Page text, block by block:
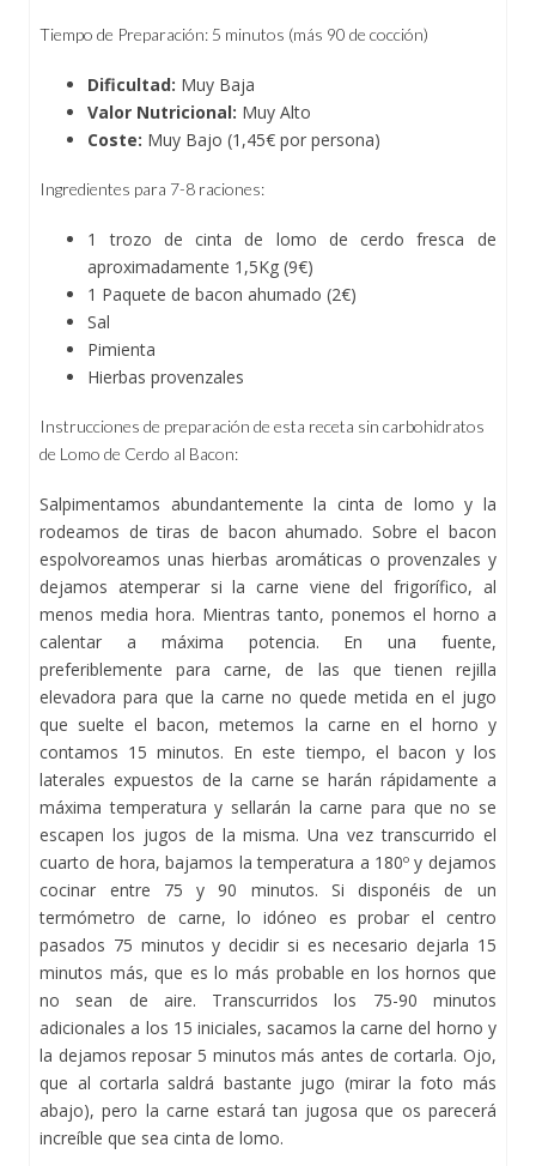
Tiempo de Preparación: 5 minutos (más 90 de cocción)
Dificultad: Muy Baja
Valor Nutricional: MuyAlto
Coste: Muy Bajo (1,45€ por persona)
Ingredientes para 7-8 raciones:
1 trozo de cinta de lomo de cerdo fresca de
aproximadamente 1,5Kg (9€)
1 Paquete de bacon ahumado (2€)
Sal
Pimienta
Hierbas provenzales
Instrucciones de preparación de esta receta sin carbohidratos
de Lomo de Cerdo al Bacon:
Salpimentamos abundantemente la cinta de lomo y la
rodeamos de tiras de bacon ahumado. Sobre el bacon
espolvoreamos unas hierbas aromáticas o provenzales y
dejamos atemperar si la carne viene del frigorífico, al
menos media hora. Mientras tanto, ponemos el horno a
calentar a máxima potencia. En una fuente,
preferiblemente para carne, de las que tienen rejilla
elevadora para que la carne no quede metida en el jugo
que suelte el bacon, metemos la carne en el horno y
contamos 15 minutos. En este tiempo, el bacon y los
laterales expuestos de la carne se harán rápidamente a
máxima temperatura y sellarán la carne para que no se
escapen los jugos de la misma. Una vez transcurrido el
cuarto de hora, bajamos la temperatura a 180º y dejamos
cocinar entre 75 y 90 minutos. Si disponéis de un
termómetro de carne, lo idóneo es probar el centro
pasados 75 minutos y decidir si es necesario dejarla 15
minutos más, que es lo más probable en los hornos que
no sean de aire. Transcurridos los 75-90 minutos
adicionales a los 15 iniciales, sacamos la carne del horno y
la dejamos reposar 5 minutos más antes de cortarla. Ojo,
que al cortarla saldrá bastante jugo (mirar la foto más
abajo), pero la carne estará tan jugosa que os parecerá
increíble que sea cinta de lomo.